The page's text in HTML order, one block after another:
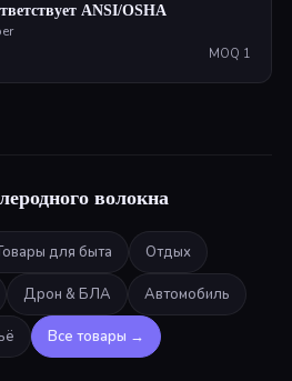
ANSI/OSHA
MOQ 1
волокна
для быта Отдых
Дрон & БЛА Автомобиль
Все товары →